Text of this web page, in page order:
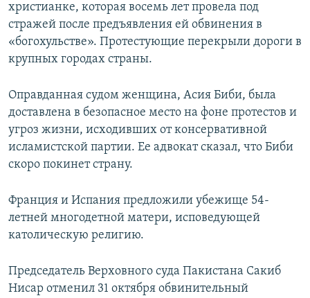
христианке, которая восемь лет провела под
стражей после предъявления ей обвинения в
«богохульстве». Протестующие перекрыли дороги в
крупных городах страны.
Оправданная судом женщина, Асия Биби, была
доставлена в безопасное место на фоне протестов и
угроз жизни, исходивших от консервативной
исламистской партии. Ее адвокат сказал, что Биби
скоро покинет страну.
Франция и Испания предложили убежище 54-
летней многодетной матери, исповедующей
католическую религию.
Председатель Верховного суда Пакистана Сакиб
Нисар отменил 31 октября обвинительный